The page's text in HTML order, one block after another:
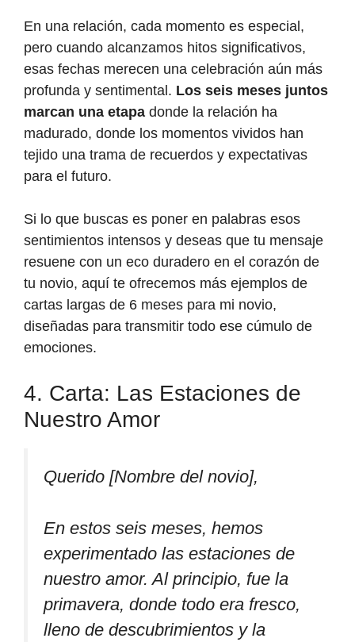
En una relación, cada momento es especial,
pero cuando alcanzamos hitos significativos,
esas fechas merecen una celebración aún más
profunda y sentimental. Los seis meses juntos
marcan una etapa donde la relación ha
madurado, donde los momentos vividos han
tejido una trama de recuerdos y expectativas
para el futuro.
Si lo que buscas es poner en palabras esos
sentimientos intensos y deseas que tu mensaje
resuene con un eco duradero en el corazón de
tu novio, aquí te ofrecemos más ejemplos de
cartas largas de 6 meses para mi novio,
diseñadas para transmitir todo ese cúmulo de
emociones.
4. Carta: Las Estaciones de
Nuestro Amor
Querido [Nombre del novio],
En estos seis meses, hemos
experimentado las estaciones de
nuestro amor. Al principio, fue la
primavera, donde todo era fresco,
lleno de descubrimientos y la